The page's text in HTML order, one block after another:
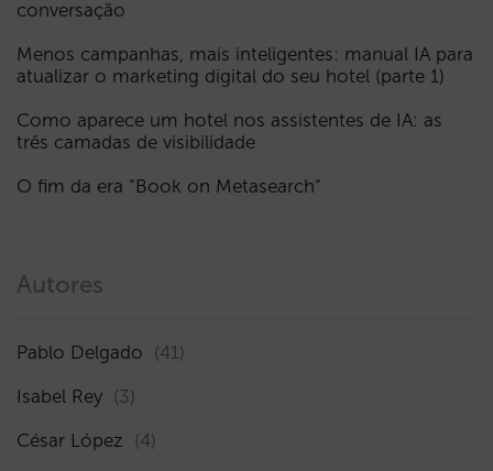
conversação
Menos campanhas, mais inteligentes: manual IA para
atualizar o marketing digital do seu hotel (parte 1)
Como aparece um hotel nos assistentes de IA: as
três camadas de visibilidade
O fim da era “Book on Metasearch”
Autores
Pablo Delgado (41)
Isabel Rey (3)
César López (4)